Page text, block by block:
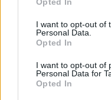
use your data for below
consent section.
I want to opt-out of
Personal Data.
Opted In
I want to opt-out of
Personal Data for
Opted In
Migliori
in Europa:
pe…
Incendi, a